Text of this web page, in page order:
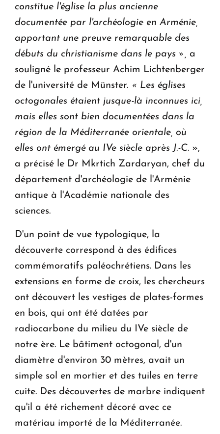
constitue l'église la plus ancienne
documentée par l'archéologie en Arménie,
apportant une preuve remarquable des
débuts du christianisme dans le pays », a
souligné le professeur Achim Lichtenberger
de l'université de Münster. « Les églises
octogonales étaient jusque-là inconnues ici,
mais elles sont bien documentées dans la
région de la Méditerranée orientale, où
elles ont émergé au IVe siècle après J.-C. »,
a précisé le Dr Mkrtich Zardaryan, chef du
département d'archéologie de l'Arménie
antique à l'Académie nationale des
sciences.
D'un point de vue typologique, la
découverte correspond à des édifices
commémoratifs paléochrétiens. Dans les
extensions en forme de croix, les chercheurs
ont découvert les vestiges de plates-formes
en bois, qui ont été datées par
radiocarbone du milieu du IVe siècle de
notre ère. Le bâtiment octogonal, d'un
diamètre d'environ 30 mètres, avait un
simple sol en mortier et des tuiles en terre
cuite. Des découvertes de marbre indiquent
qu'il a été richement décoré avec ce
matériau importé de la Méditerranée.